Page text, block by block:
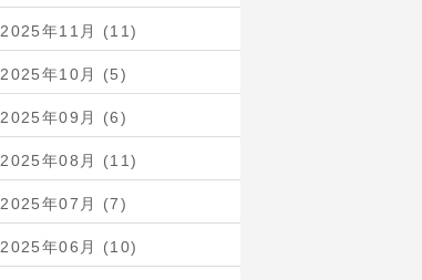
2025年11月 (11)
2025年10月 (5)
2025年09月 (6)
2025年08月 (11)
2025年07月 (7)
2025年06月 (10)